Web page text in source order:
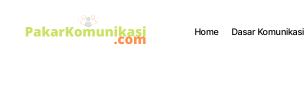
Home Dasar Komunikasi